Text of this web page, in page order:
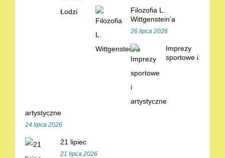
Filozofia L.
Wittgenstein’a
26 lipca 2026
Imprezy
sportowe i
artystyczne
24 lipca 2026
21 lipiec
21 lipca 2026